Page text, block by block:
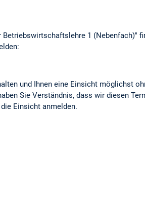
1 (Nebenfach)"
und Ihnen eine Einsicht möglichst
Sie Verständnis, dass wir diesen
Einsicht anmelden.